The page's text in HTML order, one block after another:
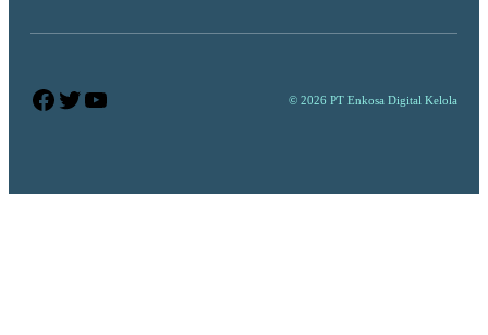
Facebook
Twitter
YouTube © 2026 PT Enkosa Digital Kelola